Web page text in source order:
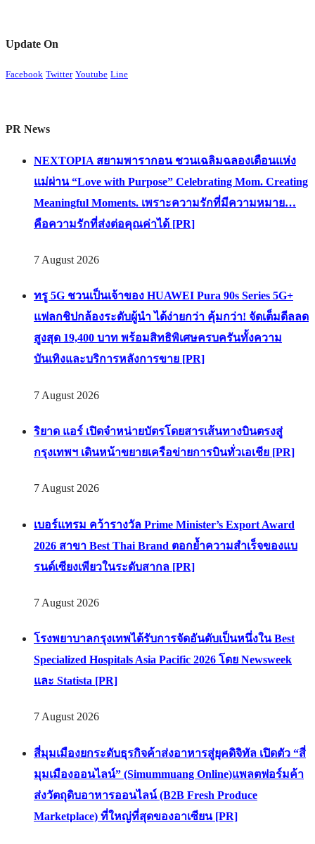
Update On
Facebook Twitter Youtube Line
PR News
NEXTOPIA สยามพารากอน ชวนเฉลิมฉลองเดือนแห่ง
แม่ผ่าน “Love with Purpose” Celebrating Mom. Creating
Meaningful Moments. เพราะความรักที่มีความหมาย…
คือความรักที่ส่งต่อคุณค่าได้ [PR]
7 August 2026
ทรู 5G ชวนเป็นเจ้าของ HUAWEI Pura 90s Series 5G+
แฟลกชิปกล้องระดับผู้นำ ได้ง่ายกว่า คุ้มกว่า! จัดเต็มดีลลด
สูงสุด 19,400 บาท พร้อมสิทธิพิเศษครบครันทั้งความ
บันเทิงและบริการหลังการขาย [PR]
7 August 2026
ริยาด แอร์ เปิดจำหน่ายบัตรโดยสารเส้นทางบินตรงสู่
กรุงเทพฯ เดินหน้าขยายเครือข่ายการบินทั่วเอเชีย [PR]
7 August 2026
เบอร์แทรม คว้ารางวัล Prime Minister’s Export Award
2026 สาขา Best Thai Brand ตอกย้ำความสำเร็จของแบ
รนด์เซียงเพียวในระดับสากล [PR]
7 August 2026
โรงพยาบาลกรุงเทพได้รับการจัดอันดับเป็นหนึ่งใน Best
Specialized Hospitals Asia Pacific 2026 โดย Newsweek
และ Statista [PR]
7 August 2026
สี่มุมเมืองยกระดับธุรกิจค้าส่งอาหารสู่ยุคดิจิทัล เปิดตัว “สี่
มุมเมืองออนไลน์” (Simummuang Online)แพลตฟอร์มค้า
ส่งวัตถุดิบอาหารออนไลน์ (B2B Fresh Produce
Marketplace) ที่ใหญ่ที่สุดของอาเซียน [PR]